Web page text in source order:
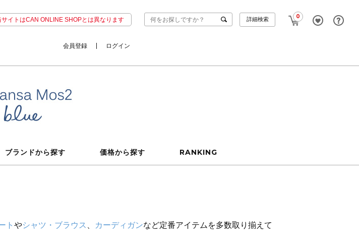
イトはCAN ONLINE SHOPとは異なります 0
詳細検索
会員登録 ログイン
ブランドから探す 価格から探す RANKING
ト やシャツ・ブラウス カーディガンなど定番アイテムを多数取り揃えて